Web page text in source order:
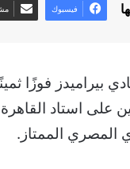
بيراميدز فوزًا
على استاد
المصري الممتاز.
فيسبوك